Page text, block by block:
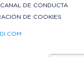
CANAL DE CONDUCTA
DE COOKIES